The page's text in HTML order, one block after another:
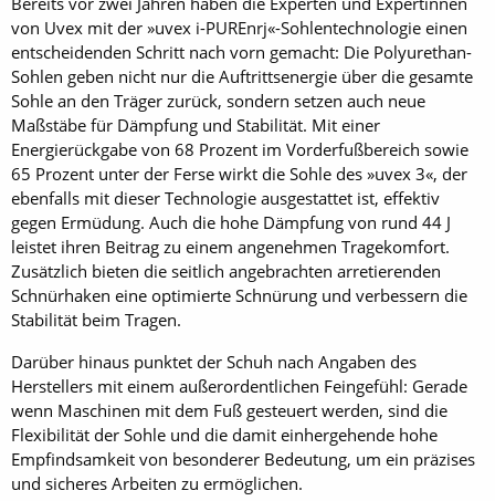
von Uvex mit der »uvex i-PUREnrj«-Sohlentechnologie einen
entscheidenden Schritt nach vorn gemacht: Die Polyurethan-
Sohlen geben nicht nur die Auftrittsenergie über die gesamte
Sohle an den Träger zurück, sondern setzen auch neue
Maßstäbe für Dämpfung und Stabilität. Mit einer
Energierückgabe von 68 Prozent im Vorderfußbereich sowie
65 Prozent unter der Ferse wirkt die Sohle des »uvex 3«, der
ebenfalls mit dieser Technologie ausgestattet ist, effektiv
gegen Ermüdung. Auch die hohe Dämpfung von rund 44 J
leistet ihren Beitrag zu einem angenehmen Tragekomfort.
Zusätzlich bieten die seitlich angebrachten arretierenden
Schnürhaken eine optimierte Schnürung und verbessern die
Stabilität beim Tragen.
Darüber hinaus punktet der Schuh nach Angaben des
Herstellers mit einem außerordentlichen Feingefühl: Gerade
wenn Maschinen mit dem Fuß gesteuert werden, sind die
Flexibilität der Sohle und die damit einhergehende hohe
Empfindsamkeit von besonderer Bedeutung, um ein präzises
und sicheres Arbeiten zu ermöglichen.